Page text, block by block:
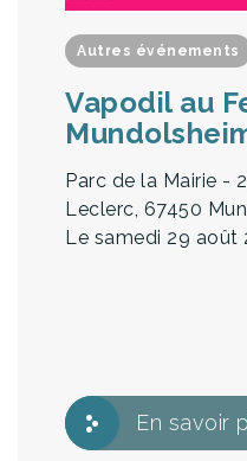
Autres événements
Vapodil au
Parc de la Mairie -
Leclerc, 67450
Le samedi 29 août
En savoir